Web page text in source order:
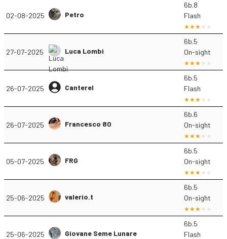
02-08-2025 Petro
6b.8
Flash
27-07-2025 Luca Lombi
6b.5
On-sight
26-07-2025 Canterel
6b.5
Flash
26-07-2025 Francesco 80
6b.6
On-sight
05-07-2025 FRG
6b.5
On-sight
25-06-2025 valerio.t
6b.5
On-sight
25-06-2025 Giovane Seme Lunare
6b.5
Flash